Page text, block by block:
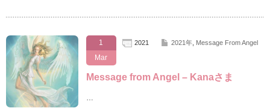
1
Mar
2021 2021年, Message From Angel
Message from Angel – Kanaさま
…